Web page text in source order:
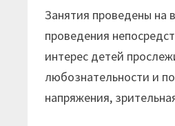
Занятия проведены на
проведения
интерес детей
любознательности и
напряжения,